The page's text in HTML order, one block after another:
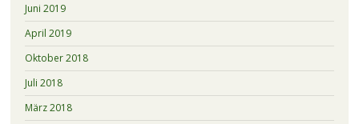
Juni 2019
April 2019
Oktober 2018
Juli 2018
März 2018